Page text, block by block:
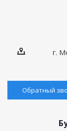
г.
Обратный